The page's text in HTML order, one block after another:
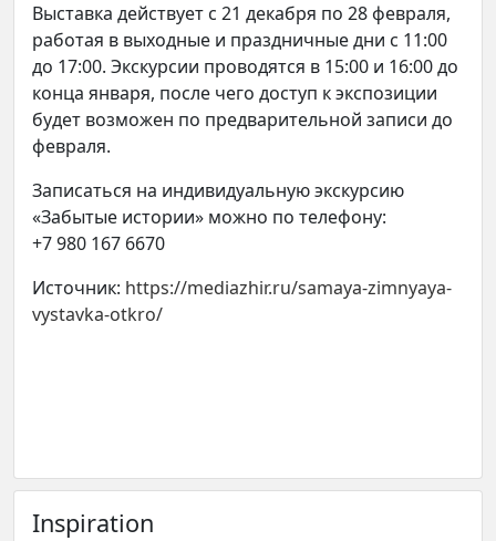
Выставка действует с 21 декабря по 28 февраля,
работая в выходные и праздничные дни с 11:00
до 17:00. Экскурсии проводятся в 15:00 и 16:00 до
конца января, после чего доступ к экспозиции
будет возможен по предварительной записи до
февраля.
Записаться на индивидуальную экскурсию
«Забытые истории» можно по телефону:
+7 980 167 6670
Источник: https://mediazhir.ru/samaya-zimnyaya-
vystavka-otkro/
Inspiration